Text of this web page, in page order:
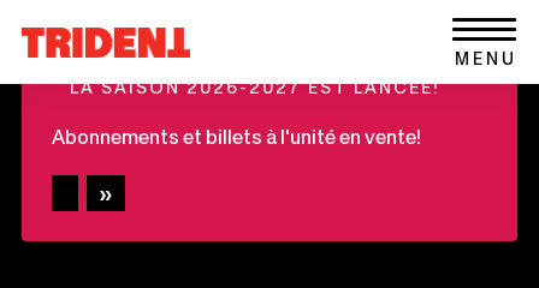
la
page
MENU
+
LA SAISON 2026-2027 EST LANCÉE!
Abonnements et billets à l'unité en vente!